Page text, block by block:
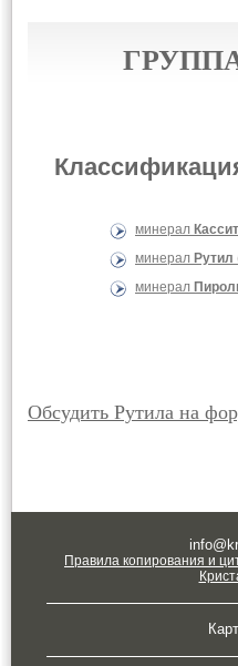
минерал
минерал Рутил
минерал
Обсудить Рутила на
Правила копирования и